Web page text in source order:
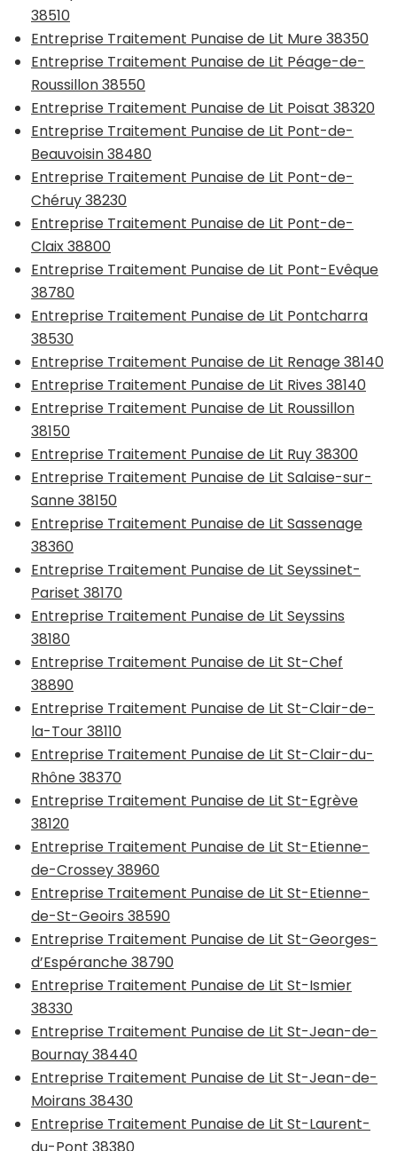
38510
Entreprise Traitement Punaise de Lit Mure 38350
Entreprise Traitement Punaise de Lit Péage-de-
Roussillon 38550
Entreprise Traitement Punaise de Lit Poisat 38320
Entreprise Traitement Punaise de Lit Pont-de-
Beauvoisin 38480
Entreprise Traitement Punaise de Lit Pont-de-
Chéruy 38230
Entreprise Traitement Punaise de Lit Pont-de-
Claix 38800
Entreprise Traitement Punaise de Lit Pont-Evêque
38780
Entreprise Traitement Punaise de Lit Pontcharra
38530
Entreprise Traitement Punaise de Lit Renage 38140
Entreprise Traitement Punaise de Lit Rives 38140
Entreprise Traitement Punaise de Lit Roussillon
38150
Entreprise Traitement Punaise de Lit Ruy 38300
Entreprise Traitement Punaise de Lit Salaise-sur-
Sanne 38150
Entreprise Traitement Punaise de Lit Sassenage
38360
Entreprise Traitement Punaise de Lit Seyssinet-
Pariset 38170
Entreprise Traitement Punaise de Lit Seyssins
38180
Entreprise Traitement Punaise de Lit St-Chef
38890
Entreprise Traitement Punaise de Lit St-Clair-de-
la-Tour 38110
Entreprise Traitement Punaise de Lit St-Clair-du-
Rhône 38370
Entreprise Traitement Punaise de Lit St-Egrève
38120
Entreprise Traitement Punaise de Lit St-Etienne-
de-Crossey 38960
Entreprise Traitement Punaise de Lit St-Etienne-
de-St-Geoirs 38590
Entreprise Traitement Punaise de Lit St-Georges-
d’Espéranche 38790
Entreprise Traitement Punaise de Lit St-Ismier
38330
Entreprise Traitement Punaise de Lit St-Jean-de-
Bournay 38440
Entreprise Traitement Punaise de Lit St-Jean-de-
Moirans 38430
Entreprise Traitement Punaise de Lit St-Laurent-
du-Pont 38380